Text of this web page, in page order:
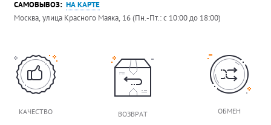
САМОВЫВОЗ: НА КАРТЕ
Москва, улица Красного Маяка, 16 (Пн.-Пт.: с 10:00 до 18:00)
КАЧЕСТВО ВОЗВРАТ ОБМЕН